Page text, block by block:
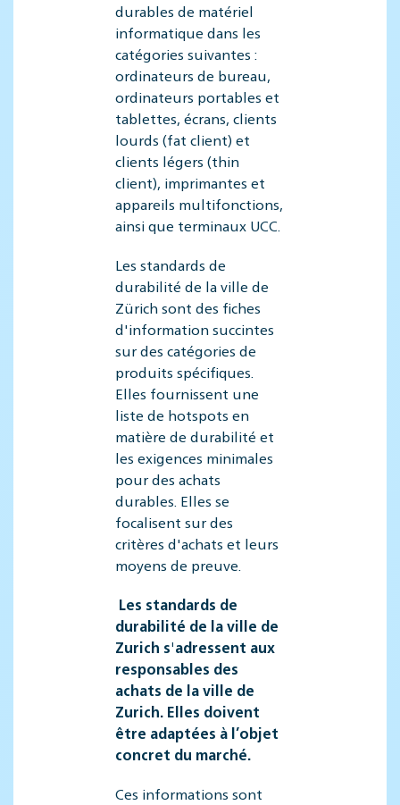
durables de matériel
informatique dans les
catégories suivantes :
ordinateurs de bureau,
ordinateurs portables et
tablettes, écrans, clients
lourds (fat client) et
clients légers (thin
client), imprimantes et
appareils multifonctions,
ainsi que terminaux UCC.
Les standards de
durabilité de la ville de
Zürich sont des fiches
d'information succintes
sur des catégories de
produits spécifiques.
Elles fournissent une
liste de hotspots en
matière de durabilité et
les exigences minimales
pour des achats
durables. Elles se
focalisent sur des
critères d'achats et leurs
moyens de preuve.
Les standards de
durabilité de la ville de
Zurich s'adressent aux
responsables des
achats de la ville de
Zurich. Elles doivent
être adaptées à l’objet
concret du marché.
Ces informations sont